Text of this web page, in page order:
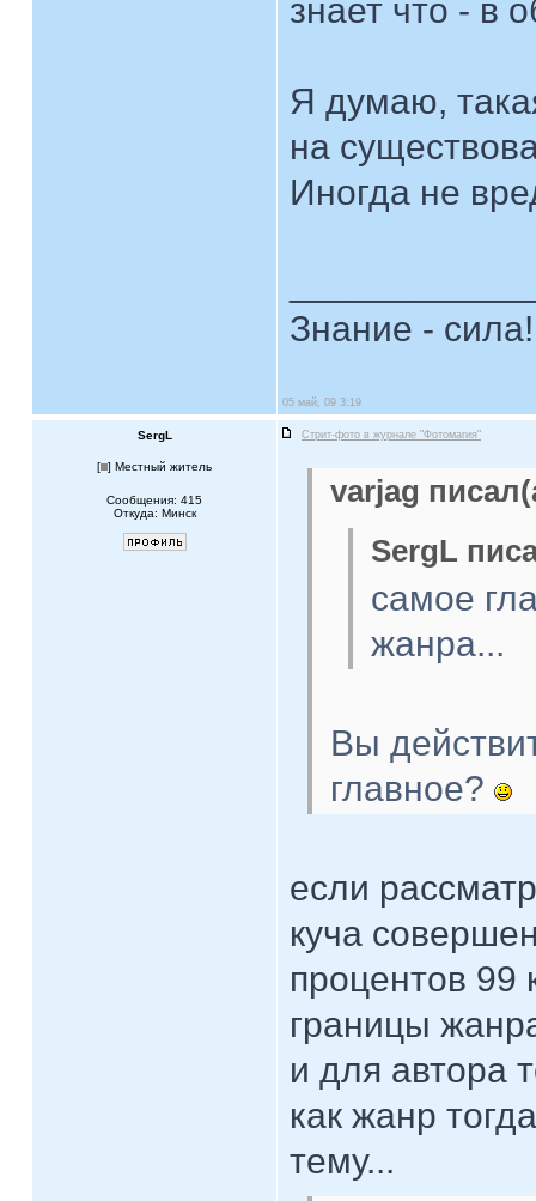
знает что - в
Я думаю,
на
Иногда не
Знание - сила!
05 май, 09 3:19
SergL Стрит-фото в журнале "Фотомагия"
[ ] Местный житель
Сообщения: 415
Откуда: Минск
varjag
SergL
самое
жанра...
Вы
главное?
если
куча
процентов 99
границы
и для автора
как жанр
тему...